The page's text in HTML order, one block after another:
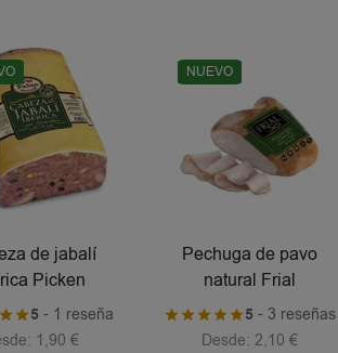
de jabalí
Picken
5- 1 reseña
1,90€
NUEVO
Pechuga de pavo
natural Frial
5- 3 reseñas
Desde: 2,10 €